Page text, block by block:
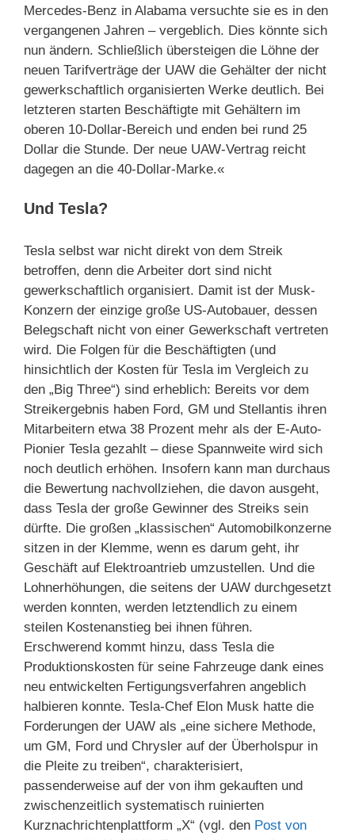
Mercedes-Benz in Alabama versuchte sie es in den
vergangenen Jahren – vergeblich. Dies könnte sich
nun ändern. Schließlich übersteigen die Löhne der
neuen Tarifverträge der UAW die Gehälter der nicht
gewerkschaftlich organisierten Werke deutlich. Bei
letzteren starten Beschäftigte mit Gehältern im
oberen 10-Dollar-Bereich und enden bei rund 25
Dollar die Stunde. Der neue UAW-Vertrag reicht
dagegen an die 40-Dollar-Marke.«
Und Tesla?
Tesla selbst war nicht direkt von dem Streik
betroffen, denn die Arbeiter dort sind nicht
gewerkschaftlich organisiert. Damit ist der Musk-
Konzern der einzige große US-Autobauer, dessen
Belegschaft nicht von einer Gewerkschaft vertreten
wird. Die Folgen für die Beschäftigten (und
hinsichtlich der Kosten für Tesla im Vergleich zu
den „Big Three“) sind erheblich: Bereits vor dem
Streikergebnis haben Ford, GM und Stellantis ihren
Mitarbeitern etwa 38 Prozent mehr als der E-Auto-
Pionier Tesla gezahlt – diese Spannweite wird sich
noch deutlich erhöhen. Insofern kann man durchaus
die Bewertung nachvollziehen, die davon ausgeht,
dass Tesla der große Gewinner des Streiks sein
dürfte. Die großen „klassischen“ Automobilkonzerne
sitzen in der Klemme, wenn es darum geht, ihr
Geschäft auf Elektroantrieb umzustellen. Und die
Lohnerhöhungen, die seitens der UAW durchgesetzt
werden konnten, werden letztendlich zu einem
steilen Kostenanstieg bei ihnen führen.
Erschwerend kommt hinzu, dass Tesla die
Produktionskosten für seine Fahrzeuge dank eines
neu entwickelten Fertigungsverfahren angeblich
halbieren konnte. Tesla-Chef Elon Musk hatte die
Forderungen der UAW als „eine sichere Methode,
um GM, Ford und Chrysler auf der Überholspur in
die Pleite zu treiben“, charakterisiert,
passenderweise auf der von ihm gekauften und
zwischenzeitlich systematisch ruinierten
Kurznachrichtenplattform „X“ (vgl. den Post von